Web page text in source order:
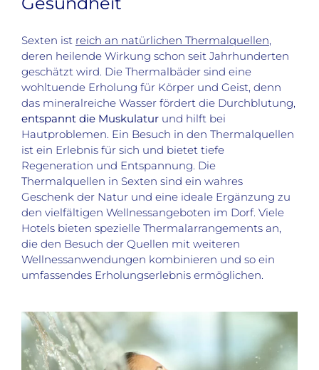
Sexten ist reich an natürlichen Thermalquellen,
deren heilende Wirkung schon seit Jahrhunderten
geschätzt wird. Die Thermalbäder sind eine
wohltuende Erholung für Körper und Geist, denn
das mineralreiche Wasser fördert die Durchblutung,
entspannt die Muskulaturund hilft bei
Hautproblemen. Ein Besuch in den Thermalquellen
ist ein Erlebnis für sich und bietet tiefe
Regeneration und Entspannung. Die
Thermalquellen in Sexten sind ein wahres
Geschenk der Natur und eine ideale Ergänzung zu
den vielfältigen Wellnessangeboten im Dorf. Viele
Hotels bieten spezielle Thermalarrangements an,
die den Besuch der Quellen mit weiteren
Wellnessanwendungen kombinieren und so ein
umfassendes Erholungserlebnis ermöglichen.